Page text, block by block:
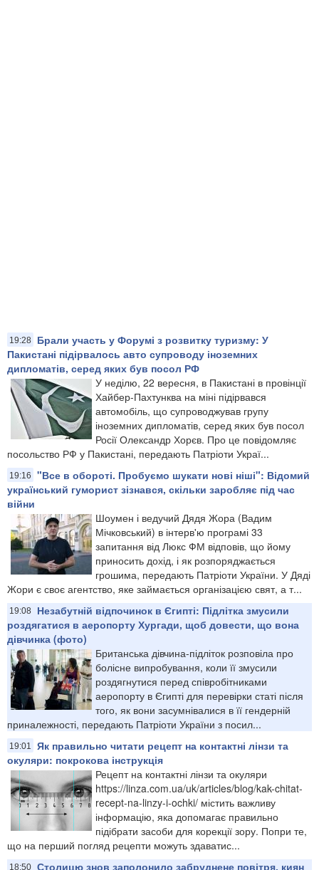
19:28
Брали участь у Форумі з розвитку туризму: У
Пакистані підірвалось авто супроводу іноземних
дипломатів, серед яких був посол РФ
У неділю, 22 вересня, в Пакистані в провінції
Хайбер-Пахтунква на міні підірвався
автомобіль, що супроводжував групу
іноземних дипломатів, серед яких був посол
Росії Олександр Хорєв. Про це повідомляє
посольство РФ у Пакистані, передають Патріоти Украї...
19:16
"Все в обороті. Пробуємо шукати нові ніші": Відомий
український гуморист зізнався, скільки заробляє під час
війни
Шоумен і ведучий Дядя Жора (Вадим
Мічковський) в інтерв'ю програмі 33
запитання від Люкс ФМ відповів, що йому
приносить дохід, і як розпоряджається
грошима, передають Патріоти України. У Дяді
Жори є своє агентство, яке займається організацією свят, а т...
19:08
Незабутній відпочинок в Єгипті: Підлітка змусили
роздягатися в аеропорту Хургади, щоб довести, що вона
дівчинка (фото)
Британська дівчина-підліток розповіла про
болісне випробування, коли її змусили
роздягнутися перед співробітниками
аеропорту в Єгипті для перевірки статі після
того, як вони засумнівалися в її гендерній
приналежності, передають Патріоти України з посил...
19:01
Як правильно читати рецепт на контактні лінзи та
окуляри: покрокова інструкція
Рецепт на контактні лінзи та окуляри
https://linza.com.ua/uk/articles/blog/kak-chitat-
recept-na-linzy-i-ochki/ містить важливу
інформацію, яка допомагає правильно
підібрати засоби для корекції зору. Попри те,
що на перший погляд рецепти можуть здаватис...
18:50 Столицю знов заполонило забруднене повітря, киян